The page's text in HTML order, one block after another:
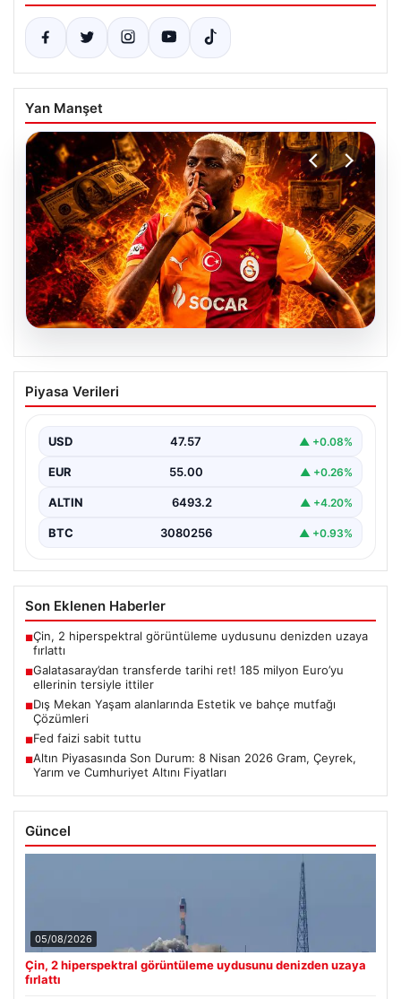
Yan Manşet
04.08.2026
Galatasaray’dan transferde tarihi ret!
185 milyon Euro’yu ellerinin tersiyle
Piyasa Verileri
USD 47.57 ▲ +0.08%
EUR 55.00 ▲ +0.26%
ALTIN 6493.2 ▲ +4.20%
BTC 3080256 ▲ +0.93%
Son Eklenen Haberler
■Çin, 2 hiperspektral görüntüleme uydusunu denizden uzaya
fırlattı
■Galatasaray’dan transferde tarihi ret! 185 milyon Euro’yu
ellerinin tersiyle ittiler
■Dış Mekan Yaşam alanlarında Estetik ve bahçe mutfağı
Çözümleri
■Fed faizi sabit tuttu
■Altın Piyasasında Son Durum: 8 Nisan 2026 Gram, Çeyrek,
Yarım ve Cumhuriyet Altını Fiyatları
Güncel
05/08/2026
Çin, 2 hiperspektral görüntüleme uydusunu denizden uzaya
fırlattı